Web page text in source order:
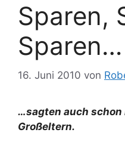
Sparen,
Sparen…
16. Juni 2010 von
…sagten auch schon
Großeltern.